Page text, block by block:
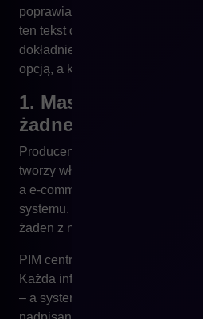
poprawianiu opisów niż na ich
ten tekst do końca. Może się
dokładnie w tym momencie, w
opcją, a koniecznością.
1. Masz wiele
żadnego centralnego
Producent przysyła dane w
tworzy własny plik, content
a e-commerce wprowadza
systemu. Efekt? Ten sam
żaden z nich nie trafia na czas
PIM centralizuje dane
Każda informacja ma swoje
– a system pilnuje, by nic się nie